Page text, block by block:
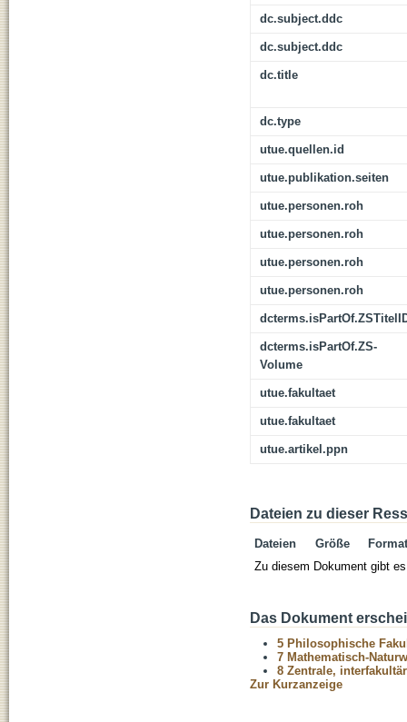
dc.subject.ddc
dc.subject.ddc
dc.title
dc.type
utue.quellen.id
utue.publikation.seiten
utue.personen.roh
utue.personen.roh
utue.personen.roh
utue.personen.roh
dcterms.isPartOf.ZS-
Volume
utue.fakultaet
utue.fakultaet
utue.artikel.ppn
Dateien zu dieser
Dateien Größe
Format
Zu diesem Dokument gibt
Das Dokument
5 Philosophische
7 Mathematisch-
8 Zentrale,
Zur Kurzanzeige